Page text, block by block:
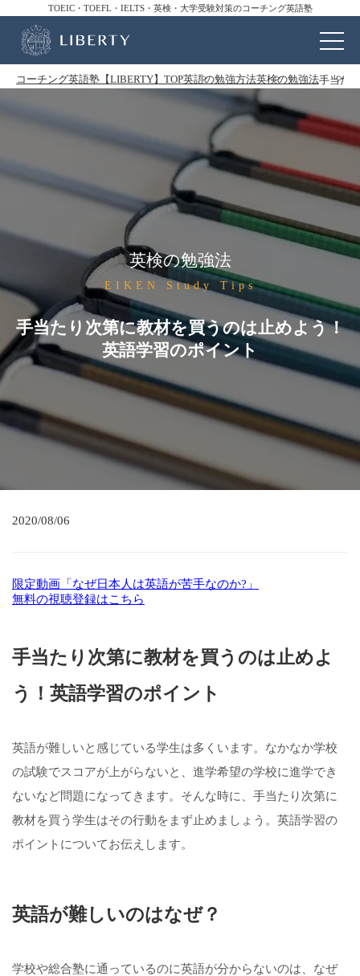
TOEIC・TOEFL・IELTS・英検・大学受験対策のコーチング英語塾
コーチング英語塾【LIBERTY】TOP英語の勉強方法英検の勉強法手当た
英検の勉強法
EIKEN Study Tips
手当たり次第に教材を買うのは止めよう！
英語学習のポイント
2020/08/06
限定動画「なぜ日本人は英語が苦手なのか?」
無料の視聴登録はこちら
手当たり次第に教材を買うのは止めよ
う！英語学習のポイント
英語が難しいと感じている学生は多くいます。なかなか学校
の試験でスコアが上がらないと、進学希望の学校に進学でき
ないなど問題になってきます。そんな時に、手当たり次第に
教材を買う学生はその行動をまず止めましょう。英語学習の
ポイントについてお伝えします。
英語が難しいのはなぜ？
学校や総合塾に通っているのに英語が分からないのは、なぜ